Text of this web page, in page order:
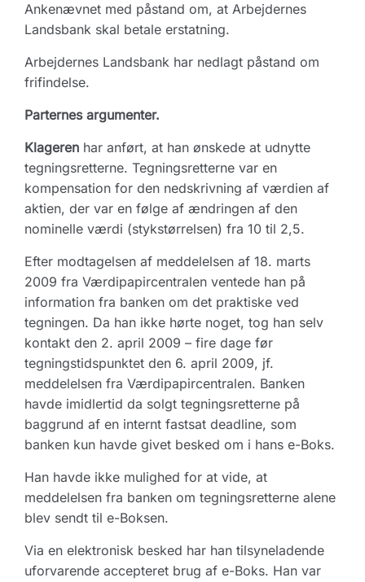
Ankenævnet med påstand om, at Arbejdernes
Landsbank skal betale erstatning.
Arbejdernes Landsbank har nedlagt påstand om
frifindelse.
Parternes argumenter.
Klageren har anført, at han ønskede at udnytte
tegningsretterne. Tegningsretterne var en
kompensation for den nedskrivning af værdien af
aktien, der var en følge af ændringen af den
nominelle værdi (stykstørrelsen) fra 10 til 2,5.
Efter modtagelsen af meddelelsen af 18. marts
2009 fra Værdipapircentralen ventede han på
information fra banken om det praktiske ved
tegningen. Da han ikke hørte noget, tog han selv
kontakt den 2. april 2009 – fire dage før
tegningstidspunktet den 6. april 2009, jf.
meddelelsen fra Værdipapircentralen. Banken
havde imidlertid da solgt tegningsretterne på
baggrund af en internt fastsat deadline, som
banken kun havde givet besked om i hans e-Boks.
Han havde ikke mulighed for at vide, at
meddelelsen fra banken om tegningsretterne alene
blev sendt til e-Boksen.
Via en elektronisk besked har han tilsyneladende
uforvarende accepteret brug af e-Boks. Han var